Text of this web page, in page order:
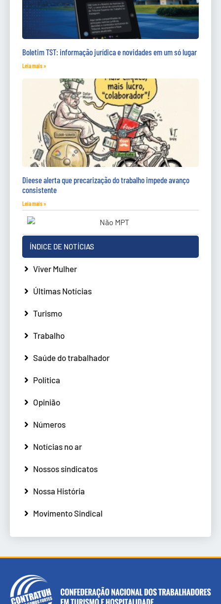
Boletim TST: informação jurídica e novidades em um só lugar
Leia mais »
Dieese alerta que precarização do trabalho impede avanço
consistente
Leia mais »
ÍNDICE DE NOTÍCIAS
Viver Mulher
Últimas Notícias
Turismo
Trabalho
Saúde do trabalhador
Política
Opinião
Números
Notícias no ar
Nossos sindicatos
Nossa História
Movimento Sindical